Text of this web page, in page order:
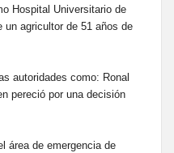
Hospital Universitario de
un agricultor de 51 años de
autoridades como: Ronal
pereció por una decisión
área de emergencia de